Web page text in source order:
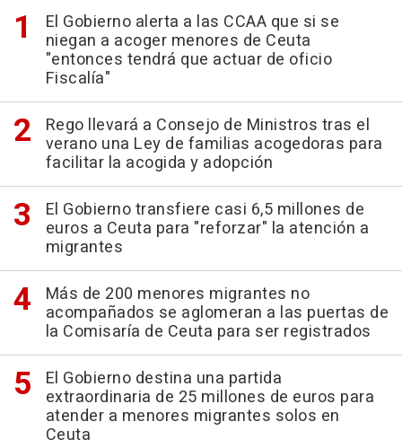
El Gobierno alerta a las CCAA que si se
niegan a acoger menores de Ceuta
"entonces tendrá que actuar de oficio
Fiscalía"
Rego llevará a Consejo de Ministros tras el
verano una Ley de familias acogedoras para
facilitar la acogida y adopción
El Gobierno transfiere casi 6,5 millones de
euros a Ceuta para "reforzar" la atención a
migrantes
Más de 200 menores migrantes no
acompañados se aglomeran a las puertas de
la Comisaría de Ceuta para ser registrados
El Gobierno destina una partida
extraordinaria de 25 millones de euros para
atender a menores migrantes solos en
Ceuta